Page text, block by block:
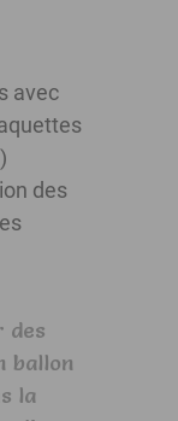
avec
des
des
ballon
la